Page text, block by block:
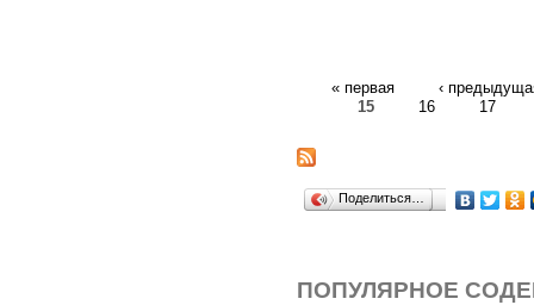
« первая
‹
15
16 17
Поделиться…
ПОПУЛЯРНОЕ